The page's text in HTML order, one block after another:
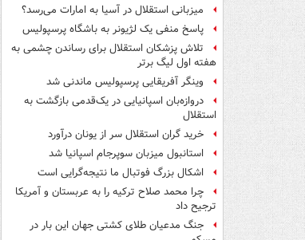
میزبانی استقلال در آسیا به امارات می‌رسد؟
پاسخ منفی یک لژیونر به باشگاه پرسپولیس
تلاش پزشکان استقلال برای رساندن چشمی به
هفته اول لیگ برتر
وینگر آفریقایی پرسپولیس ماندنی شد
دروازه‌بان اسپانیایی در یک‌قدمی بازگشت به
استقلال
خرید گران استقلال سر از یونان درآورد
استانبول میزبان سوپرجام اسپانیا شد
اشکال بزرگ فوتبال ما نتیجه‌گرایی است
چرا محمد صلاح ترکیه را به عربستان و آمریکا
ترجیح داد
جنگ مدعیان طلای کشتی جهان این بار در